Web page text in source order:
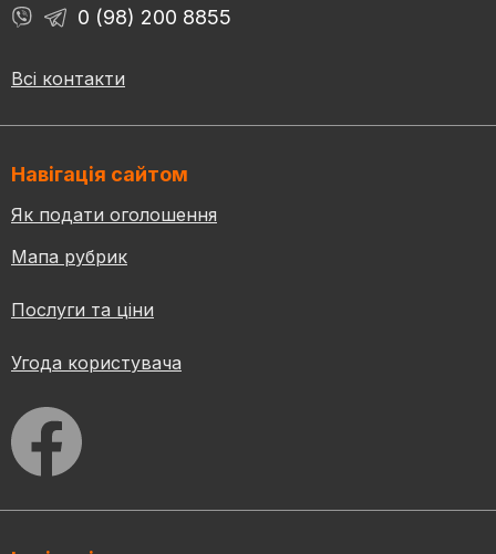
0 (98) 200 8855
Всі контакти
Навігація сайтом
Як подати оголошення
Мапа рубрик
Послуги та ціни
Угода користувача